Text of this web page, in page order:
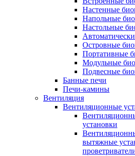
Настенные
Напольные
Настольные
Островные
Портативные
Модульные
Подвесные
Банные печи
Печи-камины
Вентиляция
Вентиляционные
установки
вытяжные